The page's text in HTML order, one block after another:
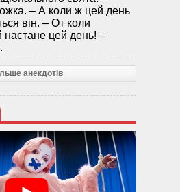
– А коли ж цей день
він. – От коли
настане цей день! –
анекдотів